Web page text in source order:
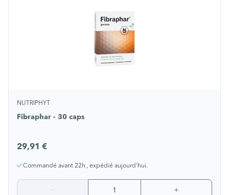
NUTRIPHYT
Fibraphar - 30 caps
29,91 €
Commandé avant 22h , expédié aujourd'hui.